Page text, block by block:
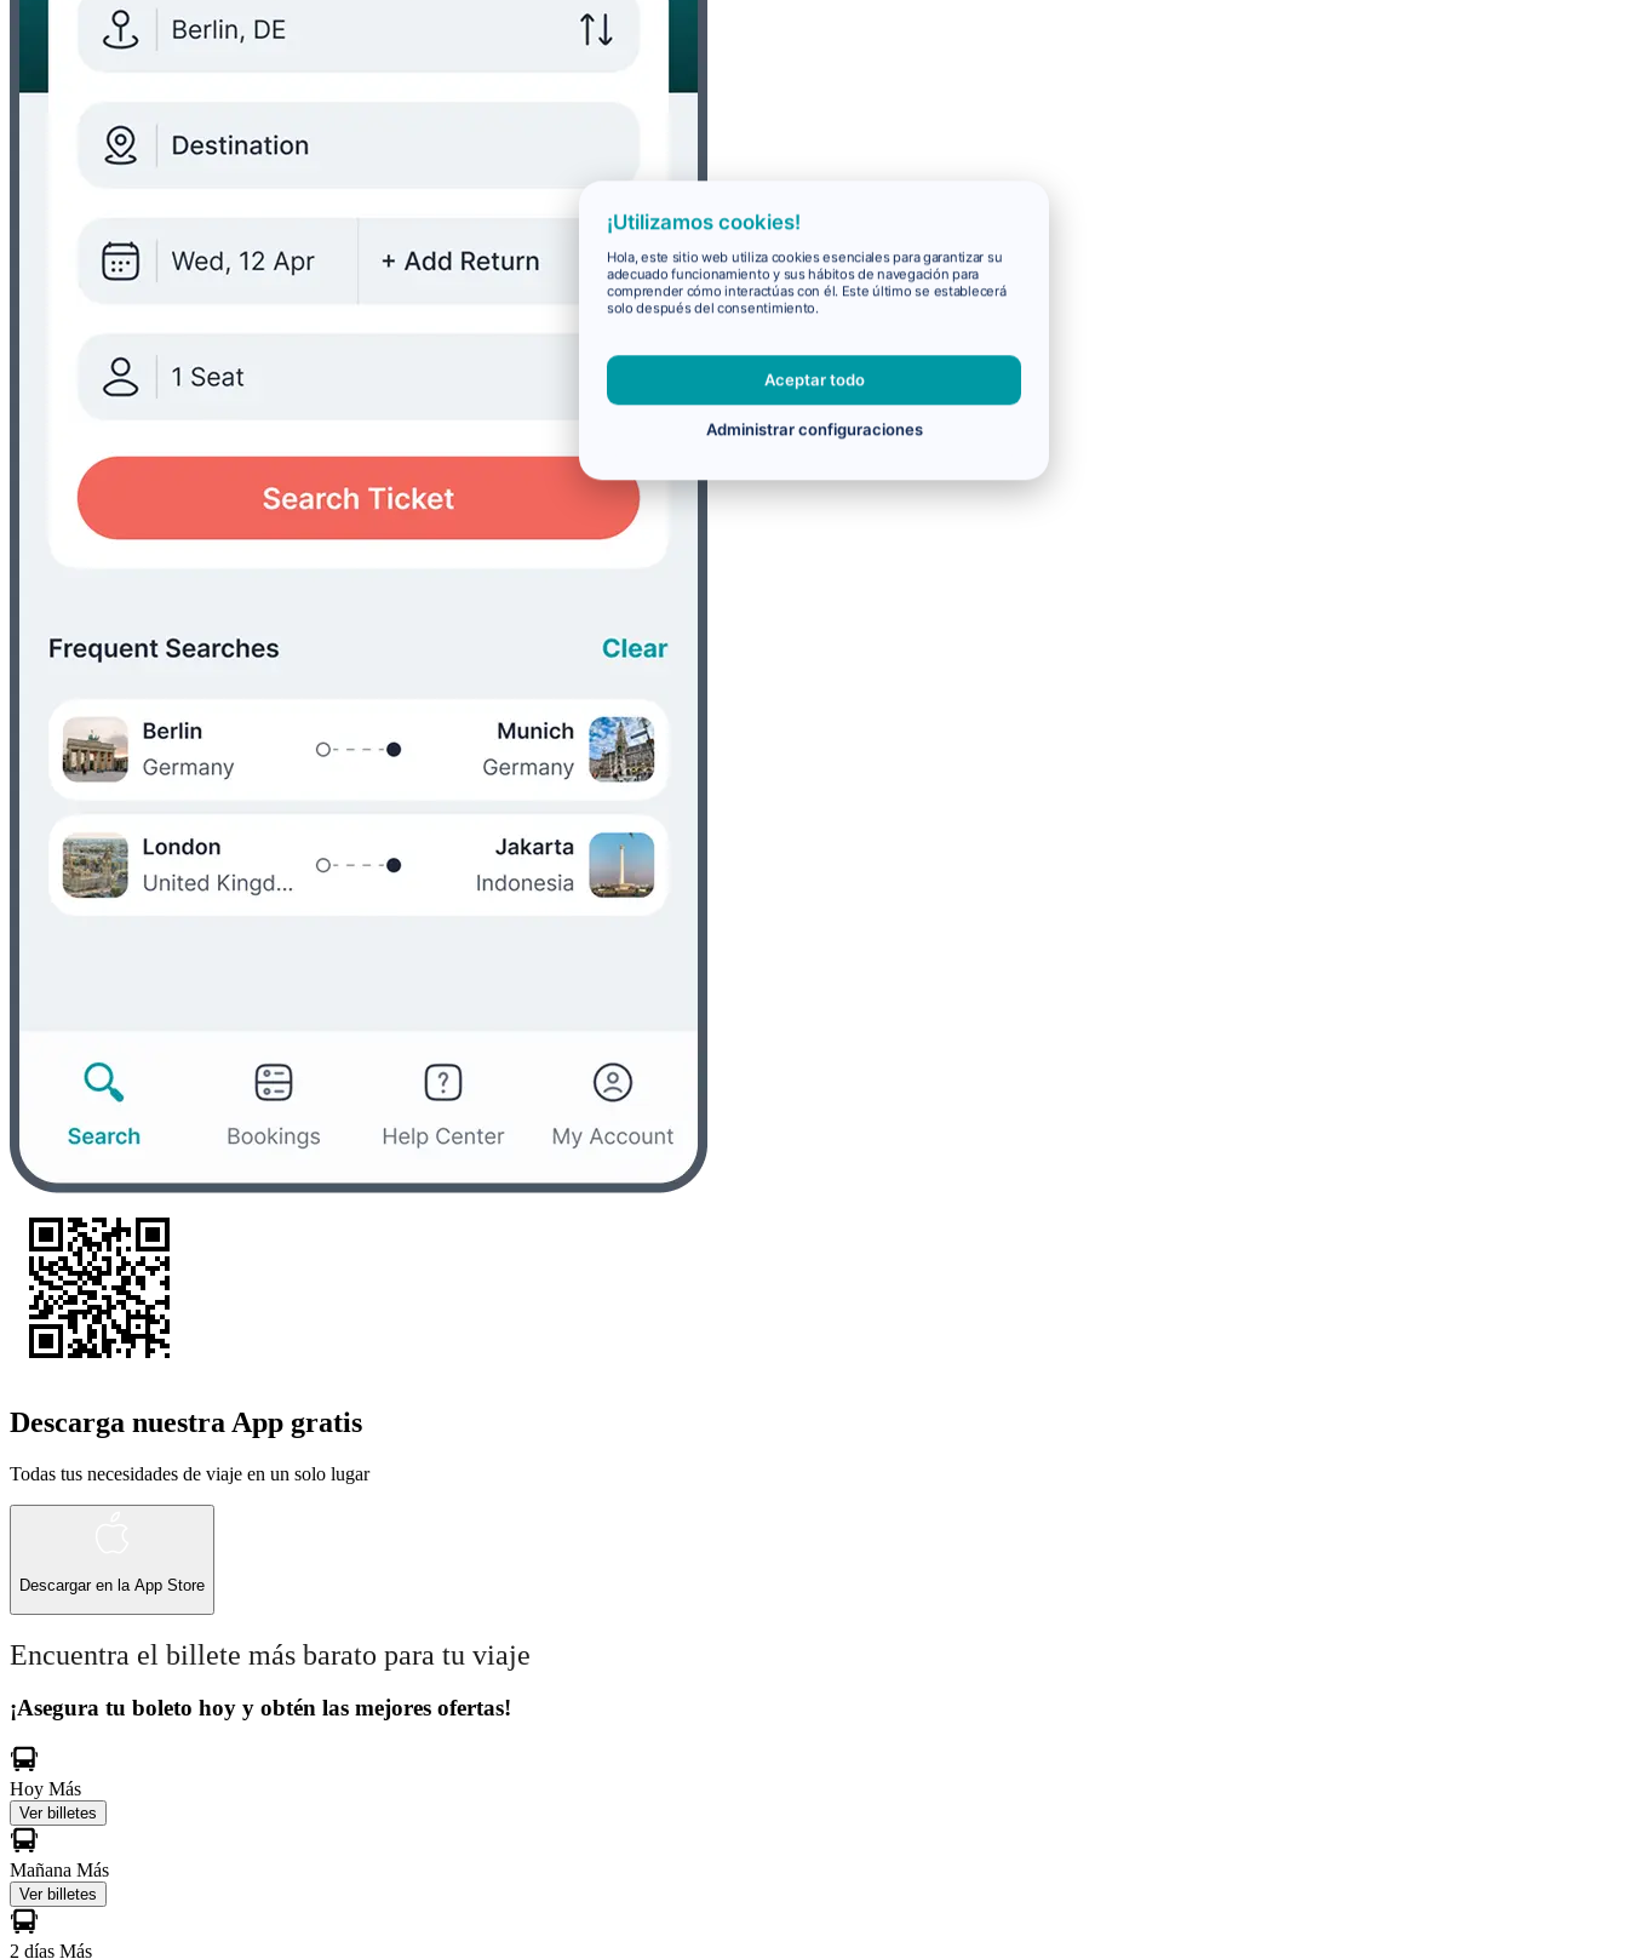
Descarga nuestra App gratis
Todas tus necesidades de viaje en un solo lugar
Descargar en la App Store
Encuentra el billete más barato para tu viaje
¡Asegura tu boleto hoy y obtén las mejores ofertas!
Hoy Más
Ver billetes
Mañana Más
Ver billetes
2 días Más
¡Utilizamos cookies!
Hola, este sitio web utiliza cookies esenciales para garantizar su
adecuado funcionamiento y sus hábitos de navegación para
comprender cómo interactúas con él. Este último se establecerá
solo después del consentimiento.
Aceptar todo
Administrar configuraciones